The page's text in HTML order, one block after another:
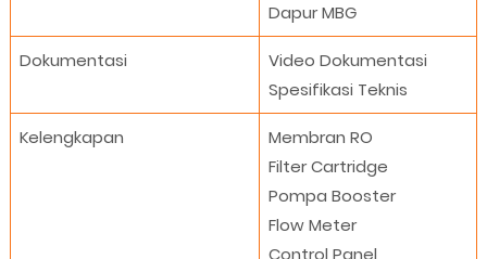
Dapur MBG
Dokumentasi
Video Dokumentasi
Spesifikasi Teknis
Kelengkapan
Membran RO
Filter Cartridge
Pompa Booster
Flow Meter
Control Panel